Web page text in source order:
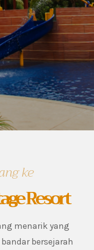
ke
Resort
menarik yang
bersejarah